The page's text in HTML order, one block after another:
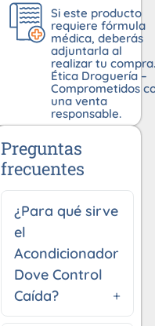
Si este producto
requiere fórmula
médica, deberás
adjuntarla al
realizar tu compra.
Ética Droguería –
Comprometidos
una venta
responsable.
Preguntas
frecuentes
¿Para qué sirve
el
Acondicionador
Dove Control
Caída?